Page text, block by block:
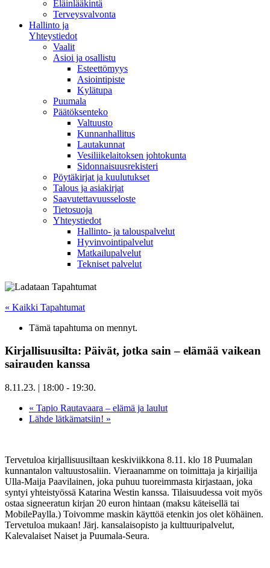
Eläinlääkintä
Terveysvalvonta
Hallinto ja
Yhteystiedot
Vaalit
Asioi ja osallistu
Esteettömyys
Asiointipiste
Kylätupa
Puumala
Päätöksenteko
Valtuusto
Kunnanhallitus
Lautakunnat
Vesiliikelaitoksen johtokunta
Sidonnaisuusrekisteri
Pöytäkirjat ja kuulutukset
Talous ja asiakirjat
Saavutettavuusseloste
Tietosuoja
Yhteystiedot
Hallinto- ja talouspalvelut
Hyvinvointipalvelut
Matkailupalvelut
Tekniset palvelut
« Kaikki Tapahtumat
Tämä tapahtuma on mennyt.
Kirjallisuusilta: Päivät, jotka sain – elämää vaikean
sairauden kanssa
8.11.23. | 18:00 - 19:30.
« Tapio Rautavaara – elämä ja laulut
Lähde lätkämatsiin! »
Tervetuloa kirjallisuusiltaan keskiviikkona 8.11. klo 18 Puumalan
kunnantalon valtuustosaliin. Vieraanamme on toimittaja ja kirjailija
Ulla-Maija Paavilainen, joka puhuu tuoreimmasta kirjastaan, joka
syntyi yhteistyössä Katarina Westin kanssa. Tilaisuudessa voit myös
ostaa signeeratun kirjan 20 euron hintaan (maksu käteisellä tai
MobilePaylla.) Toivomme maskin käyttöä etenkin jos olet köhäinen.
Tervetuloa mukaan! Järj. kansalaisopisto ja kulttuuripalvelut,
Kalevalaiset Naiset ja Puumala-Seura.